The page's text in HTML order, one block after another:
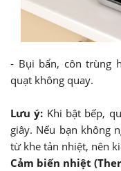
- Bụi bẩn, côn trùng
quạt không quay.
Lưu ý: Khi bật bếp,
giây. Nếu bạn không
từ khe tản nhiệt, nên
Cảm biến nhiệt